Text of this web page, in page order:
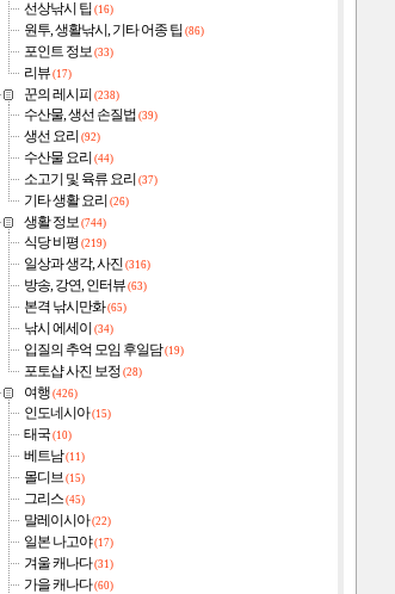
선상낚시 팁 (16)
원투, 생활낚시, 기타 어종 팁 (86)
포인트 정보 (33)
리뷰 (17)
꾼의 레시피 (238)
수산물, 생선 손질법 (39)
생선 요리 (92)
수산물 요리 (44)
소고기 및 육류 요리 (37)
기타 생활 요리 (26)
생활 정보 (744)
식당 비평 (219)
일상과 생각, 사진 (316)
방송, 강연, 인터뷰 (63)
본격 낚시만화(65)
낚시 에세이 (34)
입질의 추억 모임 후일담(19)
포토샵 사진 보정 (28)
여행 (426)
인도네시아(15)
태국 (10)
베트남(11)
몰디브 (15)
그리스 (45)
말레이시아(22)
일본 나고야(17)
겨울 캐나다(31)
가을 캐나다(60)